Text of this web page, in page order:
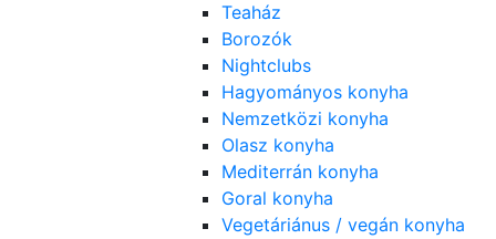
Teaház
Borozók
Nightclubs
Hagyományos konyha
Nemzetközi konyha
Olasz konyha
Mediterrán konyha
Goral konyha
Vegetáriánus / vegán konyha